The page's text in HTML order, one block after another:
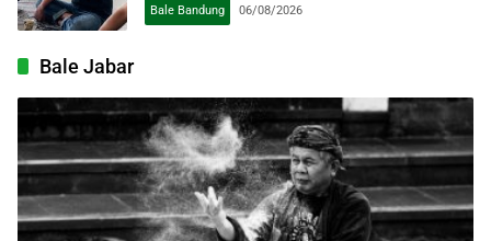
Bale Bandung 06/08/2026
Bale Jabar